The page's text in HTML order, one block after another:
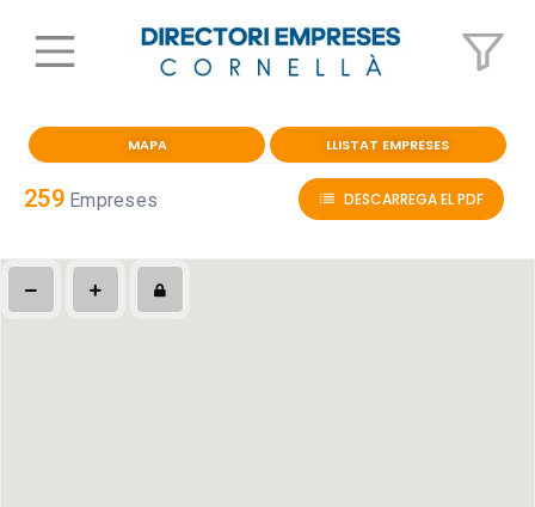
MAPA LLISTAT EMPRESES
259 Empreses DESCARREGA EL PDF